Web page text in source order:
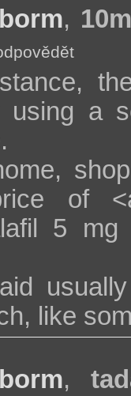
,
using a
of <a
5 mg
like
,